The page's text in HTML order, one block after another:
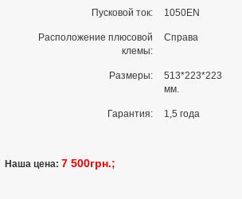
Пусковой ток: 1050EN
Расположение плюсовой
клемы:
Справа
Размеры:
513*223*223
мм.
Гарантия: 1,5 года
Наша цена: 7 500грн.;